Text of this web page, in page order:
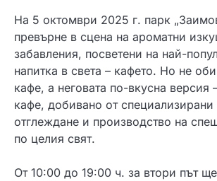
На 5 октомври 2025 г. парк
превърне в сцена на ароматни
забавления, посветени на най-
напитка в света – кафето. Но не
кафе, а неговата по-вкусна версия
кафе, добивано от
отглеждане и производство на
по целия свят.
От 10:00 до 19:00 ч. за втори път